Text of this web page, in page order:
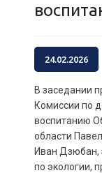
24.02.2026
В заседании
Комиссии по
воспитанию
области
Иван Дзюбан,
по экологии,